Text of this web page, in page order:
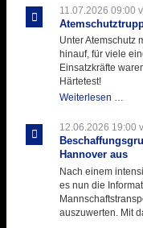
für
der
mit
11.07.2026 09:00
Unter Atemschutz
hinauf, für viele
Einsatzkräfte
Härtetest!
Weiterlesen …
ihre
12.06.2026 19:00
Hannover aus
Nach einem
es nun die
auszuwerten. Mit